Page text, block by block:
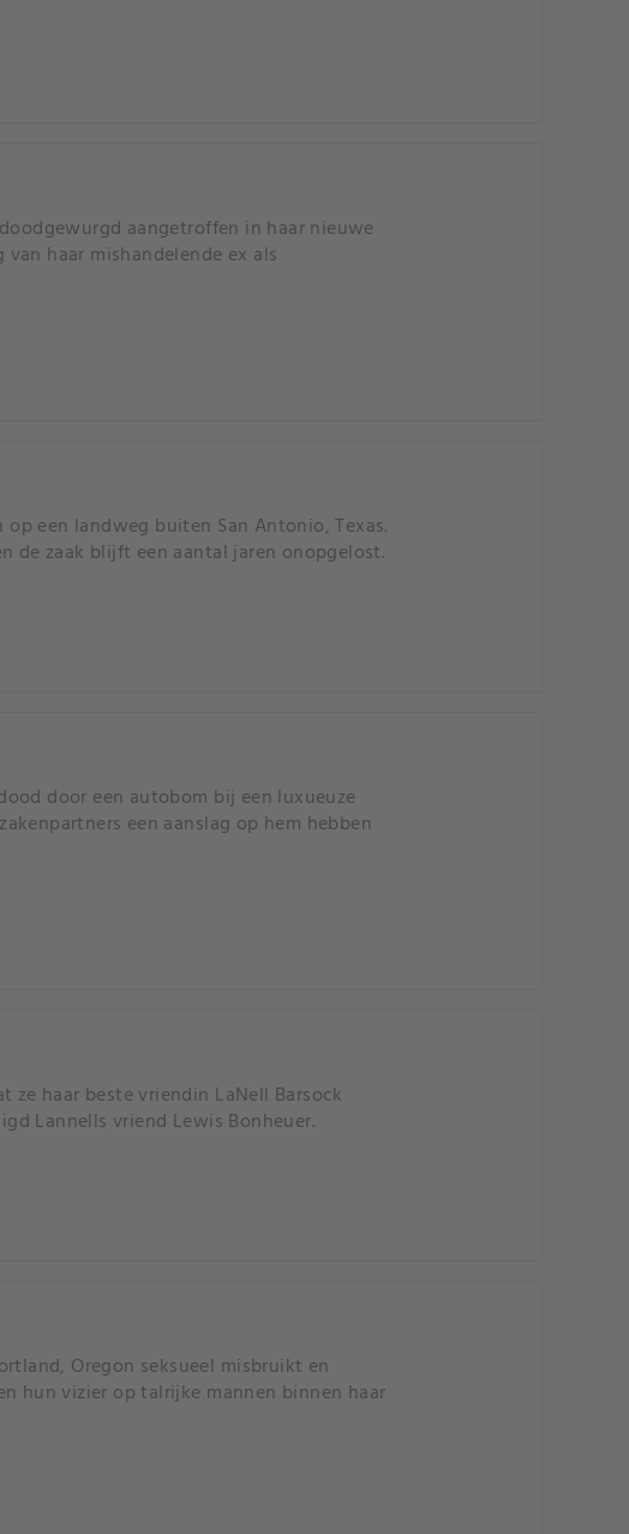
aangetroffen in haar nieuwe
haar mishandelende ex als
een landweg buiten San Antonio, Texas.
de zaak blijft een aantal jaren onopgelost.
door een autobom bij een luxueuze
een aanslag op hem hebben
haar beste vriendin LaNell Barsock
Lannells vriend Lewis Bonheuer.
Oregon seksueel misbruikt en
hun vizier op talrijke mannen binnen haar